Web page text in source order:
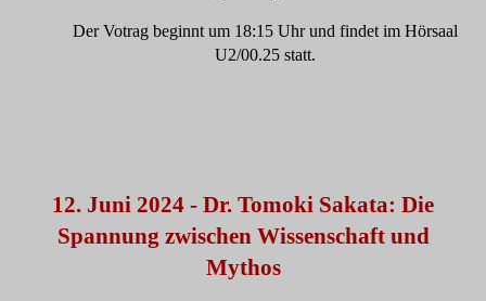
Der Votrag beginnt um 18:15 Uhr und findet im Hörsaal
U2/00.25 statt.
12. Juni 2024 - Dr. Tomoki Sakata: Die
Spannung zwischen Wissenschaft und
Mythos